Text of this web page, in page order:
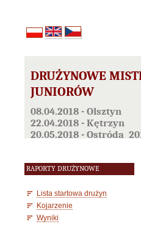
DRUŻYNOWE
JUNIORÓW
08.04.2018 - Olsztyn
22.04.2018 - Kętrzyn
20.05.2018 - Ostróda
RAPORTY DRUŻYNOWE
Lista startowa drużyn
Kojarzenie
Wyniki